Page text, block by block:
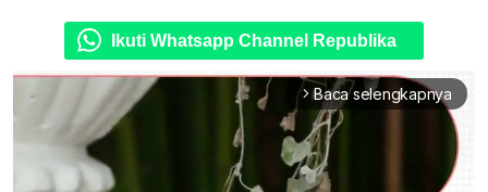
Ikuti Whatsapp Channel Republika
arrow_forward_ios Baca selengkapnya